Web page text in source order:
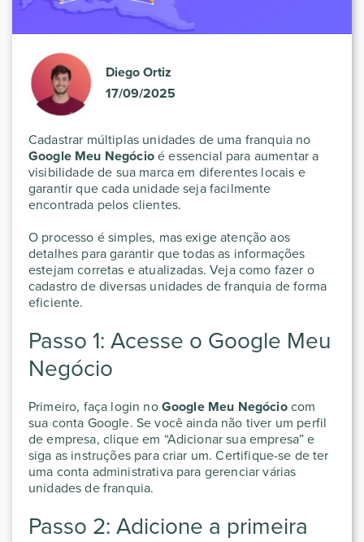
Diego Ortiz
17/09/2025
Cadastrar múltiplas unidades de uma franquia no
Google Meu Negócioé essencial para aumentar a
visibilidade de sua marca em diferentes locais e
garantir que cada unidade seja facilmente
encontrada pelos clientes.
O processo é simples, mas exige atenção aos
detalhes para garantir que todas as informações
estejam corretas e atualizadas. Veja como fazer o
cadastro de diversas unidades de franquia de forma
eficiente.
Passo 1: Acesse o Google Meu
Negócio
Primeiro, faça login noGoogle Meu Negóciocom
sua conta Google. Se você ainda não tiver um perfil
de empresa, clique em “Adicionar sua empresa” e
siga as instruções para criar um. Certifique-se de ter
uma conta administrativa para gerenciar várias
unidades de franquia.
Passo 2: Adicione a primeira